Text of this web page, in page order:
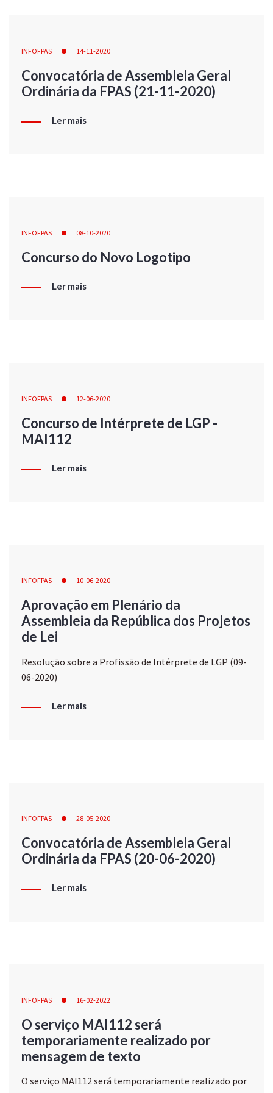
INFOFPAS 14-11-2020
Convocatória de Assembleia Geral
Ordinária da FPAS (21-11-2020)
Ler mais
INFOFPAS 08-10-2020
Concurso do Novo Logotipo
Ler mais
INFOFPAS 12-06-2020
Concurso de Intérprete de LGP -
MAI112
Ler mais
INFOFPAS 10-06-2020
Aprovação em Plenário da
Assembleia da República dos Projetos
de Lei
Resolução sobre a Profissão de Intérprete de LGP (09-
06-2020)
Ler mais
INFOFPAS 28-05-2020
Convocatória de Assembleia Geral
Ordinária da FPAS (20-06-2020)
Ler mais
INFOFPAS 16-02-2022
O serviço MAI112 será
temporariamente realizado por
mensagem de texto
O serviço MAI112 será temporariamente realizado por